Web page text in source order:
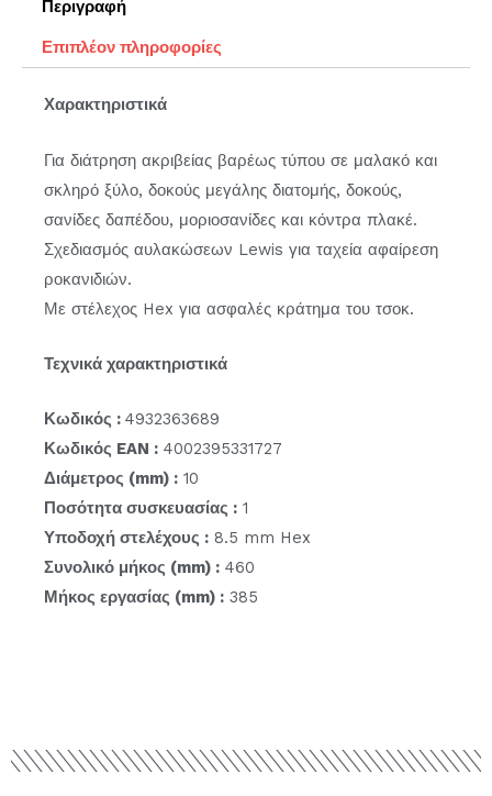
Περιγραφή
Επιπλέον πληροφορίες
Χαρακτηριστικά
Για διάτρηση ακριβείας βαρέως τύπου σε μαλακό και
σκληρό ξύλο, δοκούς μεγάλης διατομής, δοκούς,
σανίδες δαπέδου, μοριοσανίδες και κόντρα πλακέ.
Σχεδιασμός αυλακώσεων Lewis για ταχεία αφαίρεση
ροκανιδιών.
Με στέλεχος Hex για ασφαλές κράτημα του τσοκ.
Τεχνικά χαρακτηριστικά
Κωδικός : 4932363689
Κωδικός EAN : 4002395331727
Διάμετρος (mm) : 10
Ποσότητα συσκευασίας : 1
Υποδοχή στελέχους : 8.5 mm Hex
Συνολικό μήκος (mm) : 460
Μήκος εργασίας (mm) : 385